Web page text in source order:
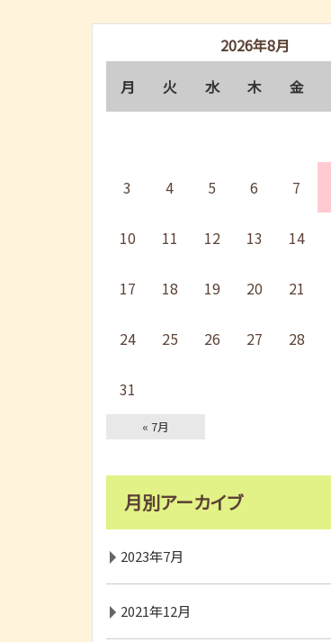
2026年8月
月
火 水 木 金
3 4 5 6 7
10 11 12 13 14
17 18 19 20 21
24 25 26 27 28
31
« 7月
月別アーカイブ
2023年7月
2021年12月